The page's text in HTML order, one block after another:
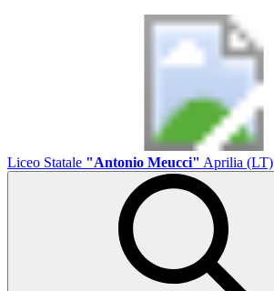
Liceo Statale "Antonio Meucci" Aprilia (LT)